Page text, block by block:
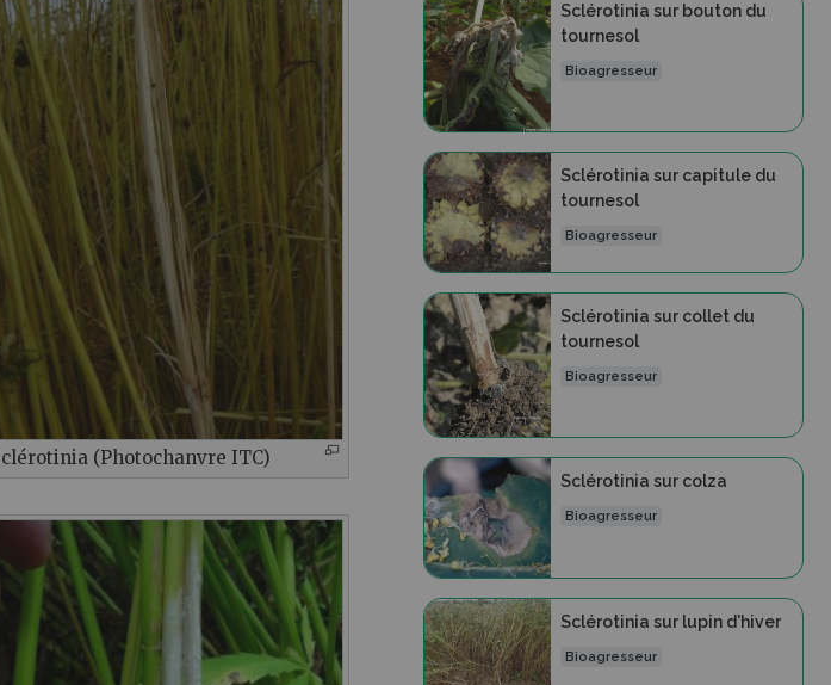
(Photochanvre ITC)
Sclérotinia sur bouton du
tournesol
Bioagresseur
Sclérotinia sur capitule du
tournesol
Bioagresseur
Sclérotinia sur collet du
tournesol
Bioagresseur
Sclérotinia sur colza
Bioagresseur
Sclérotinia sur lupin d'hiver
Bioagresseur